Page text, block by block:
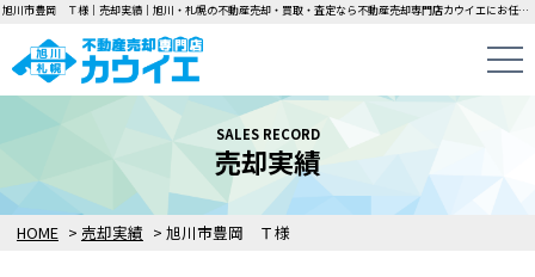
旭川市豊岡 Ｔ様｜売却実績｜旭川・札幌の不動産売却・買取・査定なら不動産売却専門店カウイエにお任せください！中古一戸建て・マンション・土地の即日無料査定・即金買取を行っています！
HOME > 売却実績 > 旭川市豊岡 Ｔ様
SALES RECORD
売却実績